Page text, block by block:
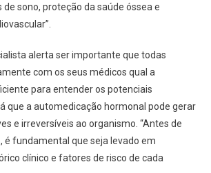
sono, proteção da saúde óssea e
alerta ser importante que todas
com os seus médicos qual a
para entender os potenciais
que a automedicação hormonal pode gerar
e irreversíveis ao organismo. “Antes de
é fundamental que seja levado em
clínico e fatores de risco de cada